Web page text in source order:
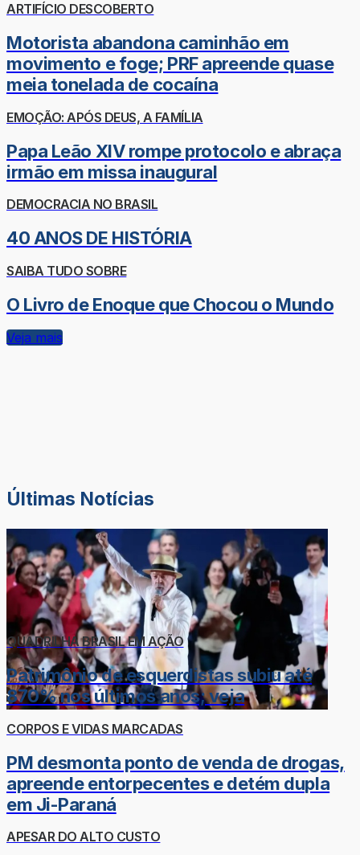
ARTIFÍCIO DESCOBERTO
Motorista abandona caminhão em
movimento e foge; PRF apreende quase
meia tonelada de cocaína
EMOÇÃO: APÓS DEUS, A FAMÍLIA
Papa Leão XIV rompe protocolo e abraça
irmão em missa inaugural
DEMOCRACIA NO BRASIL
40 ANOS DE HISTÓRIA
SAIBA TUDO SOBRE
O Livro de Enoque que Chocou o Mundo
Veja mais
Últimas Notícias
QUADRILHA BRASIL EM AÇÃO
Patrimônio de esquerdistas subiu até
870% nos últimos anos; veja
CORPOS E VIDAS MARCADAS
PM desmonta ponto de venda de drogas,
apreende entorpecentes e detém dupla
em Ji-Paraná
APESAR DO ALTO CUSTO